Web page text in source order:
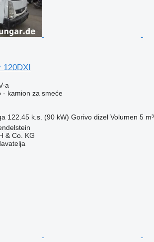
120DXI
a
- kamion za smeće
122.45 k.s. (90 kW) Gorivo dizel Volumen 5 m³
& Co. KG